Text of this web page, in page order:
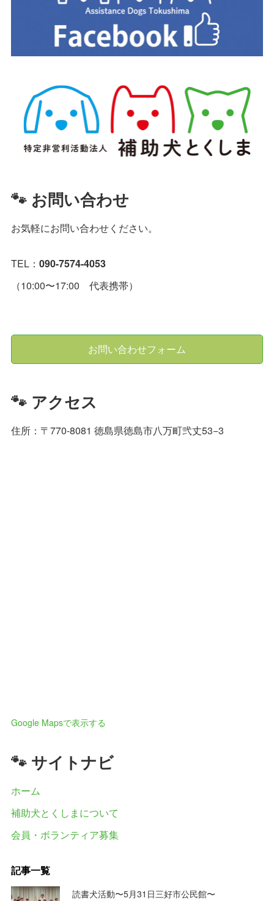
🐾 お問い合わせ
お気軽にお問い合わせください。
TEL：090-7574-4053
（10:00〜17:00 代表携帯）
お問い合わせフォーム
🐾 アクセス
住所：〒770-8081 徳島県徳島市八万町弐丈53−3
Google Mapsで表示する
🐾 サイトナビ
ホーム
補助犬とくしまについて
会員・ボランティア募集
記事一覧
読書犬活動〜5月31日三好市公民館〜